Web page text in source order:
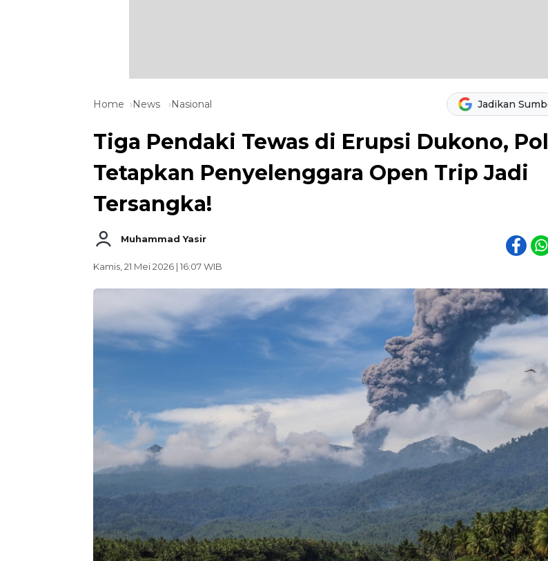
Home News Nasional Jadikan
Tiga Pendaki Tewas di Erupsi Dukono,
Tetapkan Penyelenggara Open Trip Jadi
Tersangka!
Muhammad Yasir
Kamis, 21 Mei 2026 | 16:07 WIB